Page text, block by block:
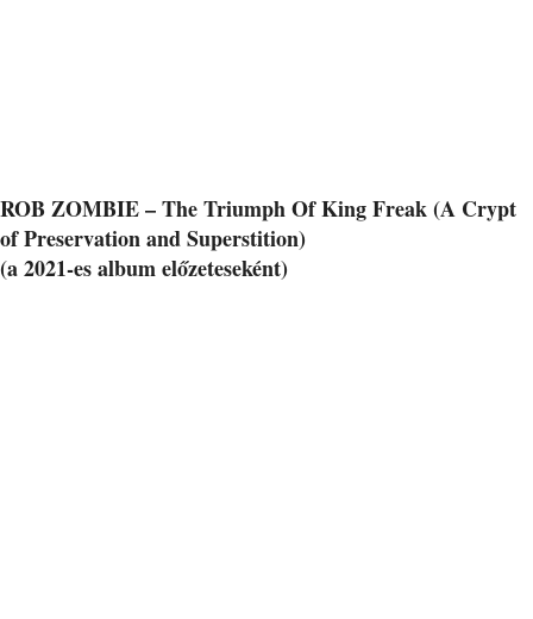
ROB ZOMBIE – The Triumph Of King Freak (A Crypt
of Preservation and Superstition)
(a 2021-es album előzeteseként)